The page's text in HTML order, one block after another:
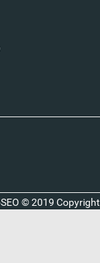
© 2019 Copyright